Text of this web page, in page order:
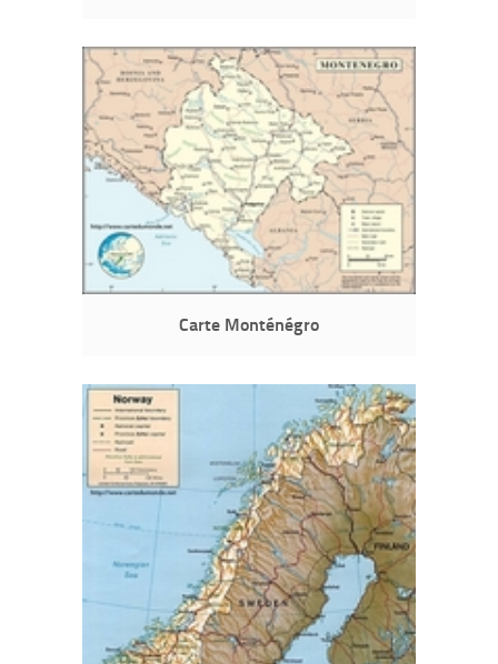
Carte Monténégro